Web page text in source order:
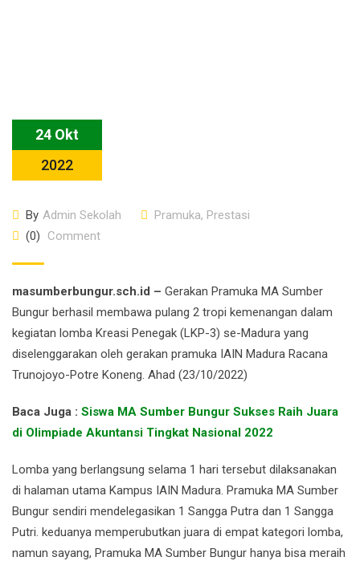
24 Okt
2022
By Admin Sekolah Pramuka, Prestasi
(0)
Comment
masumberbungur.sch.id – Gerakan Pramuka MA Sumber
Bungur berhasil membawa pulang 2 tropi kemenangan dalam
kegiatan lomba Kreasi Penegak (LKP-3) se-Madura yang
diselenggarakan oleh gerakan pramuka IAIN Madura Racana
Trunojoyo-Potre Koneng. Ahad (23/10/2022)
Baca Juga : Siswa MA Sumber Bungur Sukses Raih Juara
di Olimpiade Akuntansi Tingkat Nasional 2022
Lomba yang berlangsung selama 1 hari tersebut dilaksanakan
di halaman utama Kampus IAIN Madura. Pramuka MA Sumber
Bungur sendiri mendelegasikan 1 Sangga Putra dan 1 Sangga
Putri. keduanya memperubutkan juara di empat kategori lomba,
namun sayang, Pramuka MA Sumber Bungur hanya bisa meraih